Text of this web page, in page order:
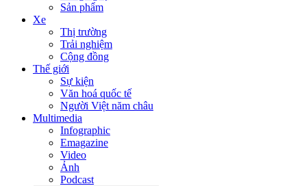
Sản phẩm
Xe
Thị trường
Trải nghiệm
Cộng đồng
Thế giới
Sự kiện
Văn hoá quốc tế
Người Việt năm châu
Multimedia
Infographic
Emagazine
Video
Ảnh
Podcast